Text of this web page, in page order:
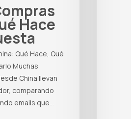
Hace
Qué Hace, Qué
Muchas
China llevan
comparando
emails que…